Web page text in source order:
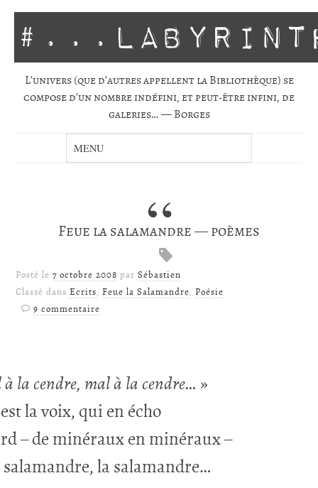
L’univers (que d’autres appellent la Biblio­thèque) se
com­pose d’un nombre indé­fini, et peut-être infini, de
gale­ries… — Borges
Feue la salamandre — poèmes
Posté le7 octobre 2008 parSébastien
Classé dansEcrits,Feue la Salamandre,Poésie
9 commentaire
la cendre, mal à la cendre… »
la voix, qui en écho
– de miné­raux en miné­raux –
sala­mandre, la sala­mandre…